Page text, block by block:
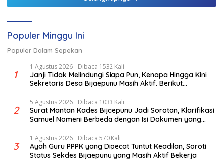
Populer Minggu Ini
Populer Dalam Sepekan
1
1 Agustus 2026 Dibaca 1532 Kali
Janji Tidak Melindungi Siapa Pun, Kenapa Hingga Kini
Sekretaris Desa Bijaepunu Masih Aktif. Berikut
penjelasan Ketua Komisi I DPRD TTS.
2
5 Agustus 2026 Dibaca 1033 Kali
Surat Mantan Kades Bijaepunu Jadi Sorotan, Klarifikasi
Samuel Nomeni Berbeda dengan Isi Dokumen yang
Beredar
3
1 Agustus 2026 Dibaca 570 Kali
Ayah Guru PPPK yang Dipecat Tuntut Keadilan, Soroti
Status Sekdes Bijaepunu yang Masih Aktif Bekerja